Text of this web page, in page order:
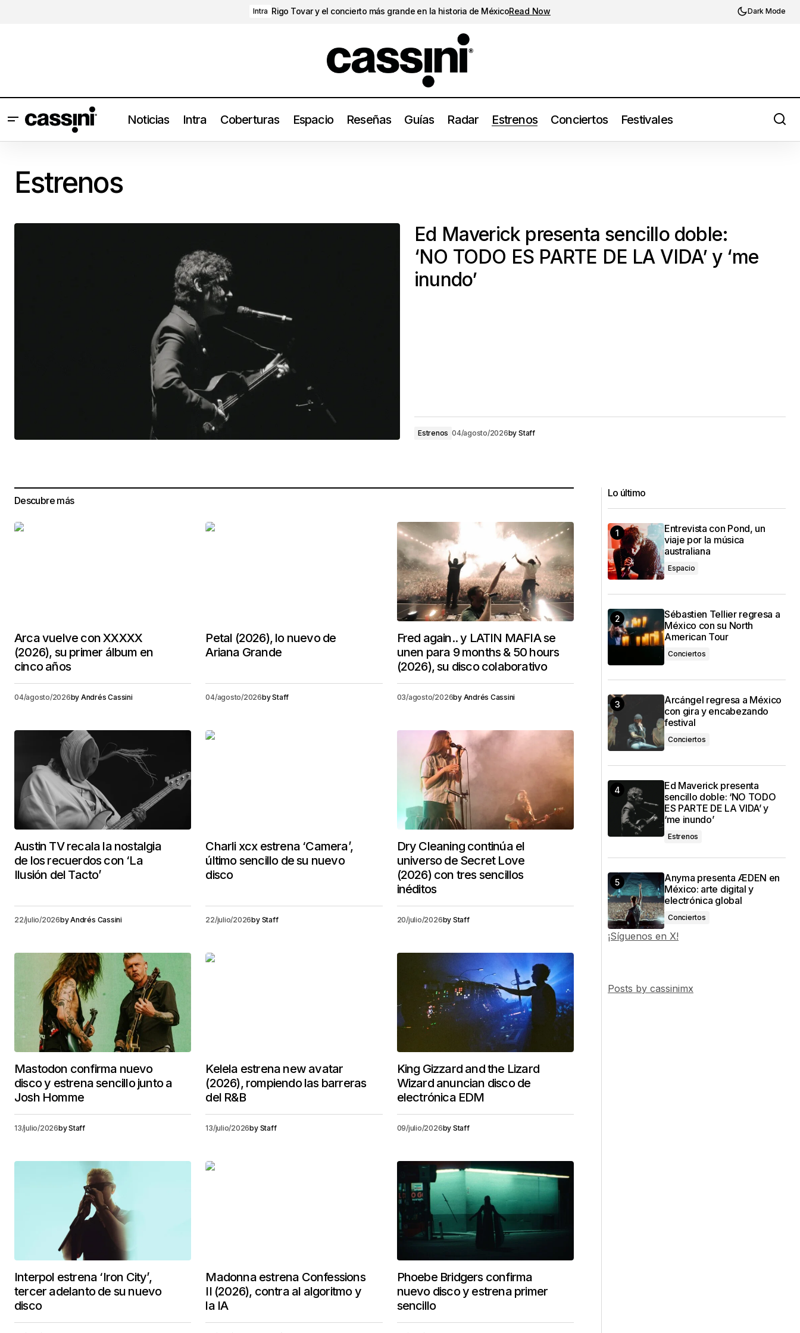
Intra Rigo Tovar y el concierto más grande en la historia de MéxicoRead Now Dark Mode
Noticias Intra Coberturas Espacio Reseñas Guías Radar Estrenos Conciertos Festivales
Estrenos
Ed Maverick presenta sencillo doble:
‘NO TODO ES PARTE DE LA VIDA’ y ‘me
inundo’
Estrenos 04/agosto/2026by Staff
Descubre más
Arca vuelve con XXXXX
(2026), su primer álbum en
cinco años
04/agosto/2026by Andrés Cassini
Petal (2026), lo nuevo de
Ariana Grande
04/agosto/2026byStaff
Fred again.. y LATIN MAFIA se
unen para 9 months & 50 hours
(2026), su disco colaborativo
03/agosto/2026by Andrés Cassini
Austin TV recala la nostalgia
de los recuerdos con ‘La
Ilusión del Tacto’
22/julio/2026byAndrés Cassini
Charli xcx estrena ‘Camera’,
último sencillo de su nuevo
disco
22/julio/2026by Staff
Dry Cleaning continúa el
universo de Secret Love
(2026) con tres sencillos
inéditos
20/julio/2026by Staff
Mastodon confirma nuevo
disco y estrena sencillo junto a
Josh Homme
13/julio/2026byStaff
Kelela estrena new avatar
(2026), rompiendo las barreras
del R&B
13/julio/2026by Staff
King Gizzard and the Lizard
Wizard anuncian disco de
electrónica EDM
09/julio/2026by Staff
Interpol estrena ‘Iron City’,
tercer adelanto de su nuevo
disco
Madonna estrena Confessions
II (2026), contra al algoritmo y
la IA
Phoebe Bridgers confirma
nuevo disco y estrena primer
sencillo
Lo último
Entrevista con Pond, un
viaje por la música
australiana
Espacio
Sébastien Tellier regresa a
México con su North
American Tour
Conciertos
Arcángel regresa a México
con gira y encabezando
festival
Conciertos
Ed Maverick presenta
sencillo doble: ‘NO TODO
ES PARTE DE LA VIDA’ y
‘me inundo’
Estrenos
Anyma presenta ÆDEN en
México: arte digital y
electrónica global
Conciertos
¡Síguenos en X!
Posts by cassinimx